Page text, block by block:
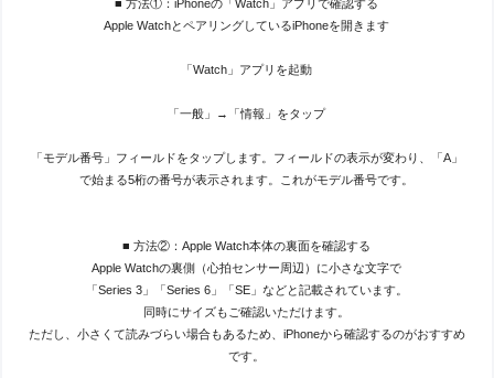
■ 方法①：iPhoneの「Watch」アプリで確認する
Apple WatchとペアリングしているiPhoneを開きます
「Watch」アプリを起動
「一般」→「情報」をタップ
「モデル番号」フィールドをタップします。フィールドの表示が変わり、「A」
で始まる5桁の番号が表示されます。これがモデル番号です。
■ 方法②：Apple Watch本体の裏面を確認する
Apple Watchの裏側（心拍センサー周辺）に小さな文字で
「Series 3」「Series 6」「SE」などと記載されています。
同時にサイズもご確認いただけます。
ただし、小さくて読みづらい場合もあるため、iPhoneから確認するのがおすすめ
です。